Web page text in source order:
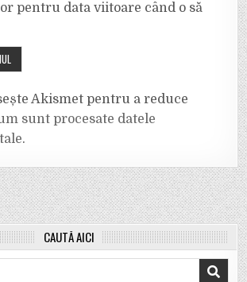
pentru data viitoare când o să
Akismet pentru a reduce
sunt procesate datele
.
CAUTĂ AICI